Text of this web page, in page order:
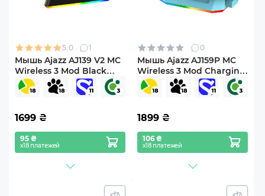
5.0 1
Мышь Ajazz AJ139 V2 MC
Wireless 3 Mod Black
(AJ139-V2-MC-B)
1699 ₴
95 ₴
х18 платежей
0
Мышь Ajazz AJ159P MC
Wireless 3 Mod Charging
Dock (AJ159P-MC-Blue)
1899 ₴
106 ₴
х18 платежей